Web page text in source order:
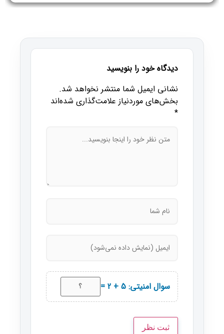
دیدگاه خود را بنویسید
نشانی ایمیل شما منتشر نخواهد شد.
بخش‌های موردنیاز علامت‌گذاری شده‌اند
*
سوال امنیتی: 5 + 2 =